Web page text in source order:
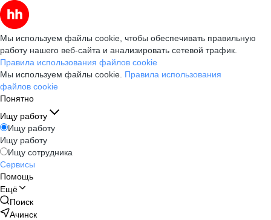
Мы используем файлы cookie, чтобы обеспечивать правильную
работу нашего веб-сайта и анализировать сетевой трафик.
Правила использования файлов cookie
Мы используем файлы cookie. Правила использования
файлов cookie
Понятно
Ищу работу
Ищу работу
Ищу работу
Ищу сотрудника
Сервисы
Помощь
Ещё
Поиск
Ачинск